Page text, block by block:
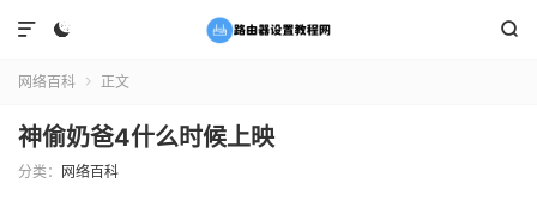
 

网络百科  正文
神偷奶爸4什么时候上映
分类： 网络百科